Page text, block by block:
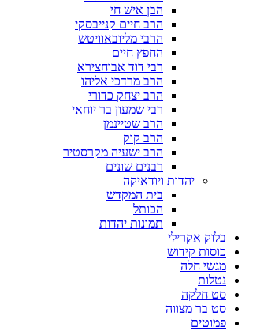
הבן איש חי
הרב חיים קנייבסקי
הרבי מליובאוויטש
החפץ חיים
רבי דוד אבוחצירא
הרב מרדכי אליהו
הרב יצחק כדורי
רבי שמעון בר יוחאי
הרב שטיינמן
הרב קוק
הרב ישעיה מקרסטיר
רבנים שונים
יהדות ויודאיקה
בית המקדש
הכותל
תמונות יהדות
בלוק אקרילי
כוסות קידוש
מגשי חלה
נטלות
סט חלקה
סט בר מצווה
פמוטים